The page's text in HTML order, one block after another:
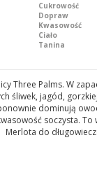
Cukrowość
Dopraw
Kwasowość
Ciało
Tanina
Three Palms. W
śliwek, jagód,
dominują
soczysta.
Merlota do